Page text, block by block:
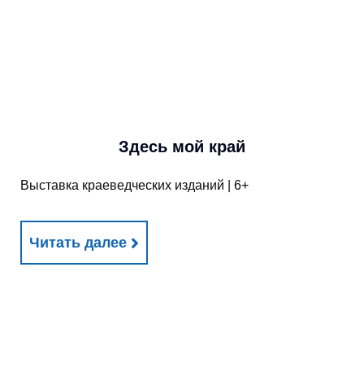
Здесь мой край
Выставка краеведческих изданий | 6+
Читать далее